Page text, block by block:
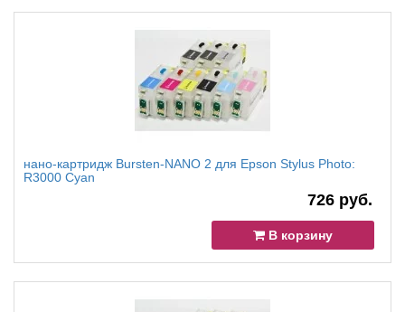
нано-картридж Bursten-NANO 2 для Epson Stylus Photo:
R3000 Cyan
726 руб.
В корзину